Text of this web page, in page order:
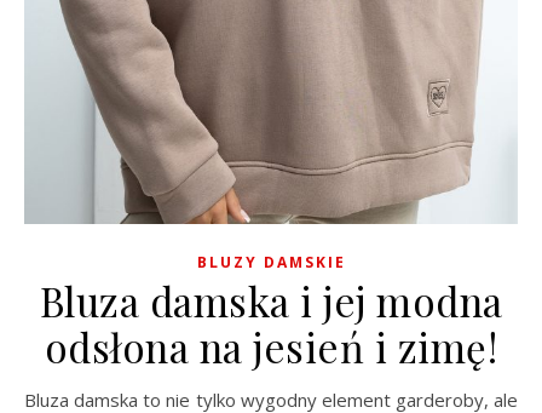
BLUZY DAMSKIE
Bluza damska i jej modna
odsłona na jesień i zimę!
Bluza damska to nie tylko wygodny element garderoby, ale